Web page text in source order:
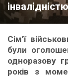
інвалідністю
Сім’ї
були
одноразову
років з